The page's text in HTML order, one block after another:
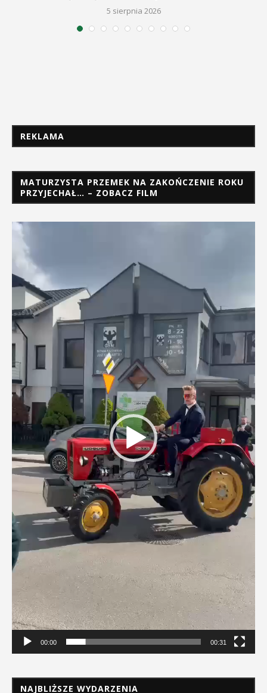
5 sierpnia 2026
REKLAMA
MATURZYSTA PRZEMEK NA ZAKOŃCZENIE ROKU
PRZYJECHAŁ… – ZOBACZ FILM
Odtwarzacz
00:00 00:31
NAJBLIŻSZE WYDARZENIA